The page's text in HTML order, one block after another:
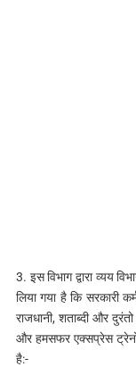
3. इस विभाग द्वारा व्यय
लिया गया है कि सरकारी
राजधानी, शताब्दी और
और हमसफर एक्सप्रेस ट्रेनों
है:-